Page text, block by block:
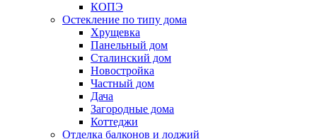
КОПЭ
Остекление по типу дома
Хрущевка
Панельный дом
Сталинский дом
Новостройка
Частный дом
Дача
Загородные дома
Коттеджи
Отделка балконов и лоджий